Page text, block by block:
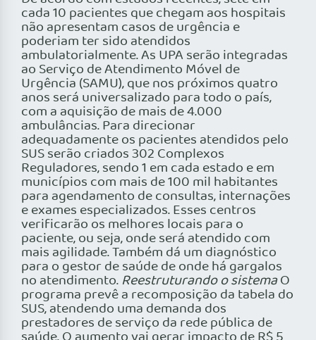
cada 10 pacientes que chegam aos hospitais
não apresentam casos de urgência e
poderiam ter sido atendidos
ambulatorialmente. As UPA serão integradas
ao Serviço de Atendimento Móvel de
Urgência (SAMU), que nos próximos quatro
anos será universalizado para todo o país,
com a aquisição de mais de 4.000
ambulâncias. Para direcionar
adequadamente os pacientes atendidos pelo
SUS serão criados 302 Complexos
Reguladores, sendo 1 em cada estado e em
municípios com mais de 100 mil habitantes
para agendamento de consultas, internações
e exames especializados. Esses centros
verificarão os melhores locais para o
paciente, ou seja, onde será atendido com
mais agilidade. Também dá um diagnóstico
para o gestor de saúde de onde há gargalos
no atendimento. Reestruturando o sistemaO
programa prevê a recomposição da tabela do
SUS, atendendo uma demanda dos
prestadores de serviço da rede pública de